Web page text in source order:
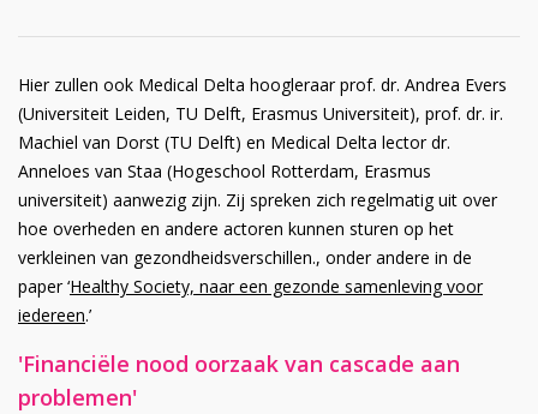
Hier zullen ook Medical Delta hoogleraar prof. dr. Andrea Evers
(Universiteit Leiden, TU Delft, Erasmus Universiteit), prof. dr. ir.
Machiel van Dorst (TU Delft) en Medical Delta lector dr.
Anneloes van Staa (Hogeschool Rotterdam, Erasmus
universiteit) aanwezig zijn. Zij spreken zich regelmatig uit over
hoe overheden en andere actoren kunnen sturen op het
verkleinen van gezondheidsverschillen., onder andere in de
paper ‘Healthy Society, naar een gezonde samenleving voor
iedereen.’
'Financiële nood oorzaak van cascade aan
problemen'